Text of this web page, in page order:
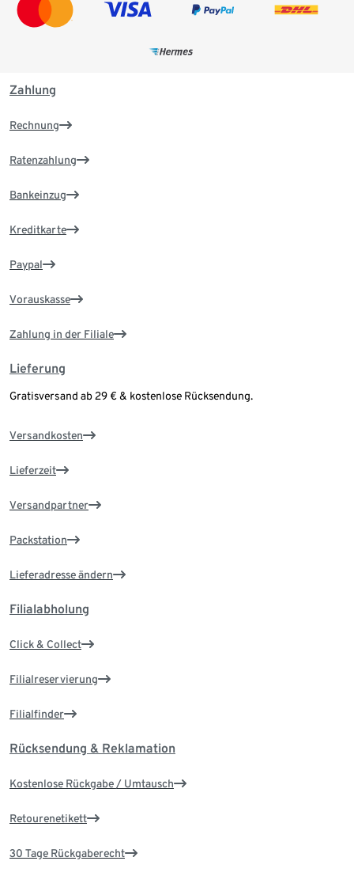
Zahlung
Rechnung
Ratenzahlung
Bankeinzug
Kreditkarte
Paypal
Vorauskasse
Zahlung in der Filiale
Lieferung
Gratisversand ab 29 € & kostenlose Rücksendung.
Versandkosten
Lieferzeit
Versandpartner
Packstation
Lieferadresse ändern
Filialabholung
Click & Collect
Filialreservierung
Filialfinder
Rücksendung & Reklamation
Kostenlose Rückgabe / Umtausch
Retourenetikett
30 Tage Rückgaberecht